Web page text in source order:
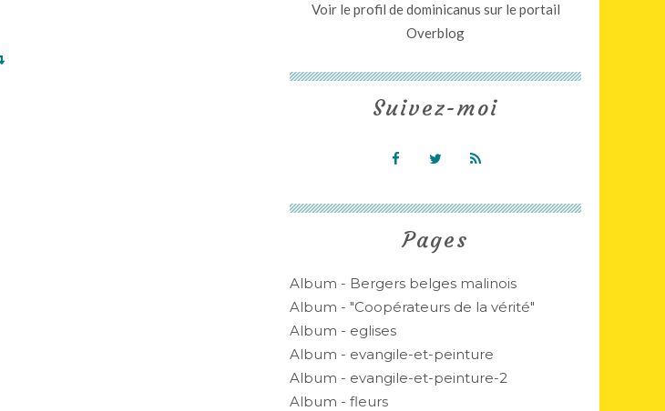
Pages
Album - Bergers belges malinois
Album - "Coopérateurs de la vérité"
Album - eglises
Album - evangile-et-peinture
Album - evangile-et-peinture-2
Album - fleurs
Voir le profil dedominicanus sur le portail
Overblog
Suivez-moi